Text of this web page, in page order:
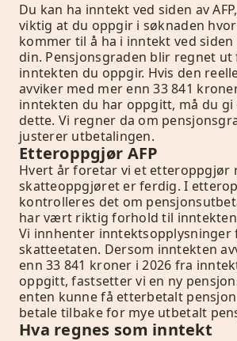
Du kan ha inntekt ved siden av
viktig at du oppgir i søknaden
kommer til å ha i inntekt ved siden
din. Pensjonsgraden blir regnet ut
inntekten du oppgir. Hvis den
avviker med mer enn 33 841
inntekten du har oppgitt, må du gi
dette. Vi regner da om
justerer utbetalingen.
Etteroppgjør AFP
Hvert år foretar vi et etteroppgjør
skatteoppgjøret er ferdig. I
kontrolleres det om
har vært riktig forhold til
Vi innhenter inntektsopplysninger
skatteetaten. Dersom inntekten
enn 33 841 kroner i 2026 fra
oppgitt, fastsetter vi en ny
enten kunne få etterbetalt
betale tilbake for mye utbetalt
Hva regnes som inntekt